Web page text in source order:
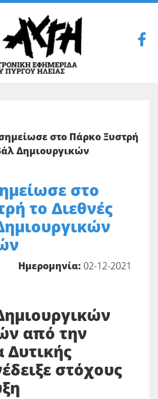
στο Πάρκο Ξυστρή
Δημιουργικών
στο
το Διεθνές
Ημερομηνία: 02-12-2021
από την
Δυτικής
στόχους